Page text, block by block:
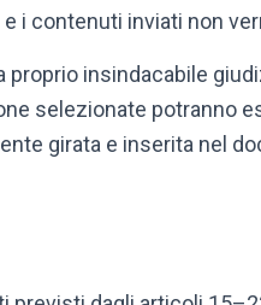
i contenuti inviati non
insindacabile
selezionate potranno
girata e inserita nel